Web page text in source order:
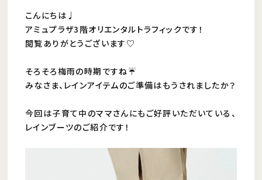
こんにちは♩
アミュプラザ3階オリエンタルトラフィックです！
閲覧ありがとうございます♡
そろそろ梅雨の時期ですね☔️
みなさま、レインアイテムのご準備はもうされましたか？
今回は子育て中のママさんにもご好評いただいている、
レインブーツのご紹介です！